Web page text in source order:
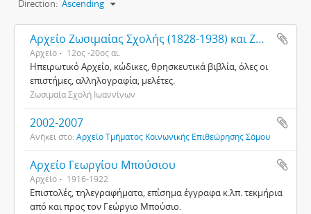
Direction: Ascending
Αρχείο Ζωσιμαίας Σχολής (1828-1938) και Ζωσιμαίας εν Ηπείρω Βιβλιοθήκης (ιστορικό αρχείο)
Αρχείο 12ος -20ος αι.
Ηπειρωτικό Αρχείο, κώδικες, θρησκευτικά βιβλία, όλες οι
επιστήμες, αλληλογραφία, μελέτες.
Ζωσιμαία Σχολή Ιωαννίνων
2002-2007
Ανήκει στο: Αρχείο Τμήματος Κοινωνικής Επιθεώρησης Σάμου
Αρχείο Γεωργίου Μπούσιου
Αρχείο 1916-1922
Επιστολές, τηλεγραφήματα, επίσημα έγγραφα κ.λπ. τεκμήρια
από και προς τον Γεώργιο Μπούσιο.